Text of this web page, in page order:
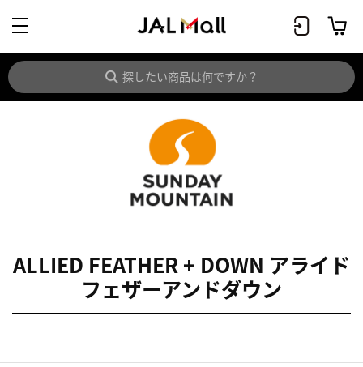
ALLIED FEATHER + DOWN アライド
フェザーアンドダウン